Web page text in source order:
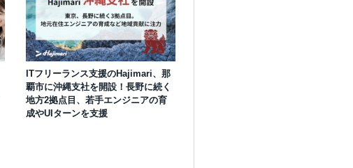
ITフリーランス支援のHajimari、那
覇市に沖縄支社を開設！長野に続く
地方2拠点目、若手エンジニアの育
成やUIターンを支援